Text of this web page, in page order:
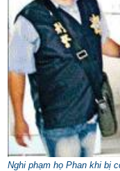
Nghi phạm họ Phan khi bị